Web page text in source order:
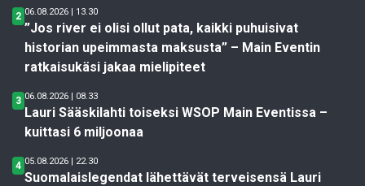
2 06.08.2026 | 13.30
”Jos river ei olisi ollut pata, kaikki puhuisivat
historian upeimmasta maksusta” – Main Eventin
ratkaisukäsi jakaa mielipiteet
3 06.08.2026 | 08.33
Lauri Sääskilahti toiseksi WSOP Main Eventissa –
kuittasi 6 miljoonaa
4 05.08.2026 | 22.30
Suomalaislegendat lähettävät terveisensä Lauri